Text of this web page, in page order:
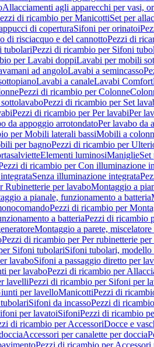
Allacciamenti agli apparecchi per vasi,
di ricambio per ManicottiSet per
di coperturaSifoni per orinatoi
di risciacquo e del cannottoPezzi di
tubolariPezzi di ricambio per Sifoni
per Lavabi doppiLavabi per mobili
ad angoloLavabi a semincasso
Lavabi a canaleLavabi Comfort
Pezzi di ricambio per Colonne
Pezzi di ricambio per Set
Pezzi di ricambio per Per lavabiPer
da appoggio arrotondatoPer lavabo da
per Mobili laterali bassiMobili a
per bagnoPezzi di ricambio per
Elementi luminosiManiglieSet
di ricambio per Con illuminazione
Senza illuminazione integrata
Rubinetterie per lavaboMontaggio a
a pianale, funzionamento a batteria
Pezzi di ricambio per
a batteriaPezzi di ricambio
Montaggio a parete,
Pezzi di ricambio per Per rubinetterie per
Sifoni tubolariSifoni tubolari, modello
lavaboSifoni a passaggio diretto per
per lavaboPezzi di ricambio per
lavelliPezzi di ricambio per Sifoni per
per lavelloManicottiPezzi di
Sifoni da incassoPezzi di
per lavatoiSifoniPezzi di ricambio
di ricambio per AccessoriDocce e
Accessori per canalette per doccia
Pezzi di ricambio per